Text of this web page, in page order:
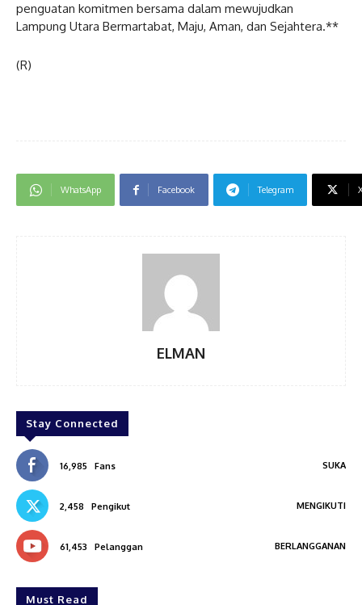
penguatan komitmen bersama dalam mewujudkan
Lampung Utara Bermartabat, Maju, Aman, dan Sejahtera.**
(R)
WhatsApp Facebook Telegram
ELMAN
Stay Connected
16,985 Fans SUKA
2,458 Pengikut MENGIKUTI
61,453 Pelanggan BERLANGGANAN
Must Read